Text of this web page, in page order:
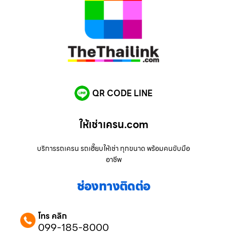
QR CODE LINE
ให้เช่าเครน.com
บริการรถเครน รถเฮี๊ยบให้เช่า ทุกขนาด พร้อมคนขับมือ
อาชีพ
ช่องทางติดต่อ
โทร คลิก
099-185-8000